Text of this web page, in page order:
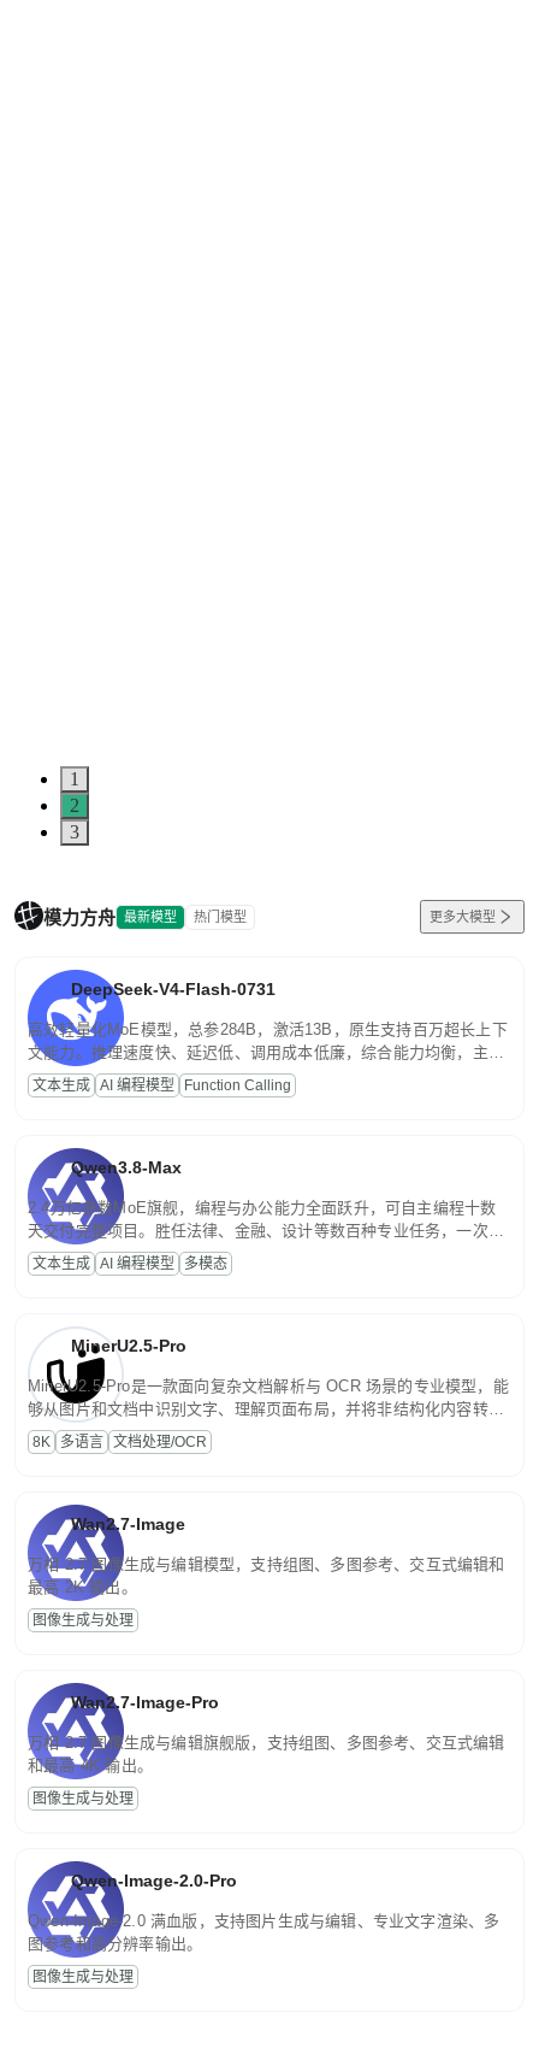
1
2
3
模力方舟 最新模型 热门模型 更多大模型
DeepSeek-V4-Flash-0731
高效轻量化MoE模型，总参284B，激活13B，原生支持百万超长上下
文能力。推理速度快、延迟低、调用成本低廉，综合能力均衡，主打
高并发、轻量化任务，适合日常对话、内容创作、基础 RAG、批量
文案处理等普惠刚需场景。
文本生成 AI 编程模型 Function Calling
Qwen3.8-Max
2.4万亿参数MoE旗舰，编程与办公能力全面跃升，可自主编程十数
天交付完整项目。胜任法律、金融、设计等数百种专业任务，一次对
话端到端交付生产级成果。原生视觉理解贯穿规划、执行与验证全流
程，支持超长文档与长视频的深度语义解析。长程任务中自主规划与
文本生成 AI 编程模型 多模态
MinerU2.5-Pro
MinerU2.5-Pro是一款面向复杂文档解析与 OCR 场景的专业模型，能
够从图片和文档中识别文字、理解页面布局，并将非结构化内容转换
为便于存储、检索和二次处理的结构化结果。
8K 多语言 文档处理/OCR
Wan2.7-Image
万相 2.7 图像生成与编辑模型，支持组图、多图参考、交互式编辑和
最高 2K 输出。
图像生成与处理
Wan2.7-Image-Pro
万相 2.7 图像生成与编辑旗舰版，支持组图、多图参考、交互式编辑
和最高 4K 输出。
图像生成与处理
Qwen-Image-2.0-Pro
Qwen-Image-2.0 满血版，支持图片生成与编辑、专业文字渲染、多
图参考和高分辨率输出。
图像生成与处理